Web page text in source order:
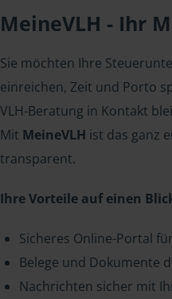
MeineVLH - Ihr
Sie möchten Ihre
einreichen, Zeit und Porto
VLH-Beratung in Kontakt
Mit MeineVLH ist das ganz
transparent.
Ihre Vorteile auf einen
Sicheres Online-Portal
Belege und Dokumente
Nachrichten sicher mit